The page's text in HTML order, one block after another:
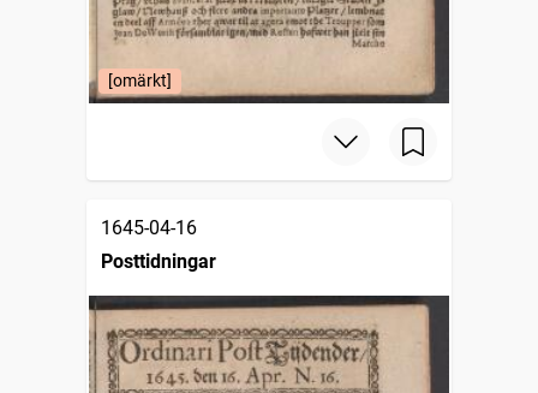
[omärkt]
1645-04-16
Posttidningar